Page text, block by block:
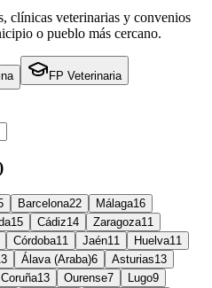
clínicas veterinarias y convenios
o pueblo más cercano.
FP Veterinaria
Barcelona22 Málaga16
15 Cádiz14 Zaragoza11
Córdoba11 Jaén11 Huelva11
Álava (Araba)6 Asturias13
13 Ourense7 Lugo9